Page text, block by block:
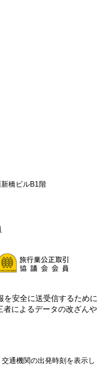
橋ビルB1階
を安全に送受信するために
によるデータの改ざんや
通機関の出発時刻を表示し